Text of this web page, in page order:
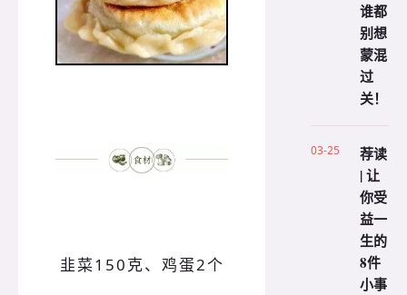
韭菜150克、 鸡蛋2个
谁都
别想
蒙混
过
关！
03-25
荐读
| 让
你受
益一
生的
8件
小事